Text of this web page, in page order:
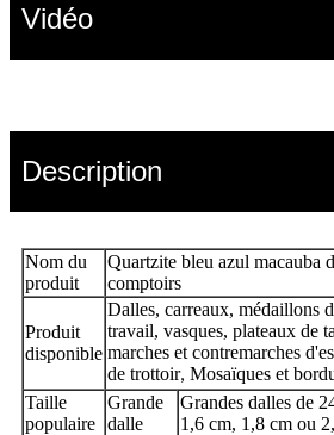
Vidéo
Description
Nom du
produit
Quartzite bleu azul macauba
comptoirs
Produit
disponible
Dalles, carreaux, médaillons
travail, vasques, plateaux de
marches et contremarches
de trottoir, Mosaïques et
Taille
populaire
Grande
dalle
Grandes dalles de
1,6 cm, 1,8 cm ou